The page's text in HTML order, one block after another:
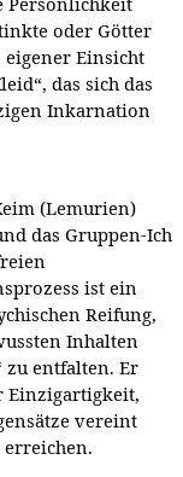
oder Götter
eigener Einsicht
das sich das
Inkarnation
(Lemurien)
das Gruppen-Ich
ist ein
Reifung,
Inhalten
zu entfalten. Er
Einzigartigkeit,
vereint